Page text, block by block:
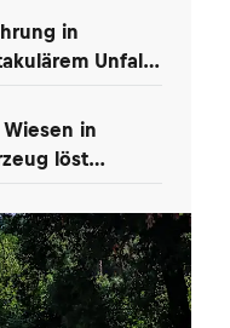
in
Unfall
in
löst